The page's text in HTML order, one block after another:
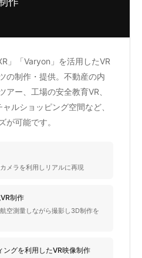
」「Varyon」を活用したVR
の制作・提供。不動産の内
アー、工場の安全教育VR、
ルショッピング空間など、
が可能です。
メラを利用しリアルに再現
制作
空測量しながら撮影し3D制作を
グを利用したVR映像制作